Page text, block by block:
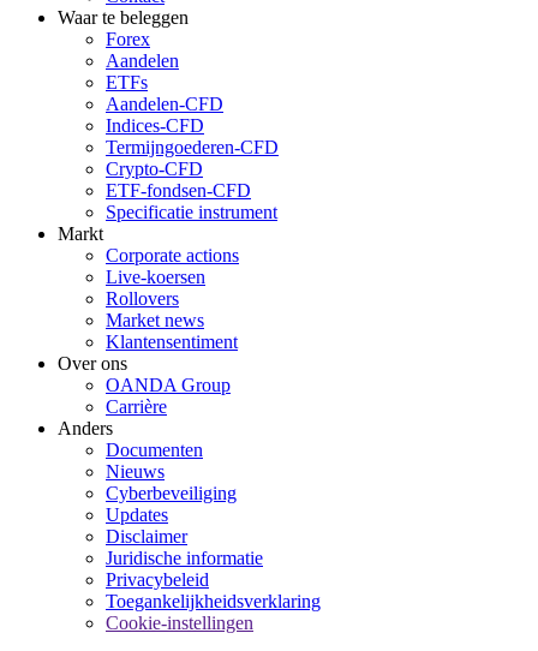
Waar te beleggen
Forex
Aandelen
ETFs
Aandelen-CFD
Indices-CFD
Termijngoederen-CFD
Crypto-CFD
ETF-fondsen-CFD
Specificatie instrument
Markt
Corporate actions
Live-koersen
Rollovers
Market news
Klantensentiment
Over ons
OANDA Group
Carrière
Anders
Documenten
Nieuws
Cyberbeveiliging
Updates
Disclaimer
Juridische informatie
Privacybeleid
Toegankelijkheidsverklaring
Cookie-instellingen